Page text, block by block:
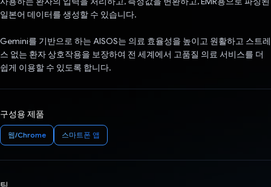
일본어 데이터를 생성할 수 있습니다.
Gemini를 기반으로 하는 AISOS는 의료 효율성을 높이고 원활하고 스트레
스 없는 환자 상호작용을 보장하여 전 세계에서 고품질 의료 서비스를 더
쉽게 이용할 수 있도록 합니다.
구성용 제품
웹/Chrome 스마트폰 앱